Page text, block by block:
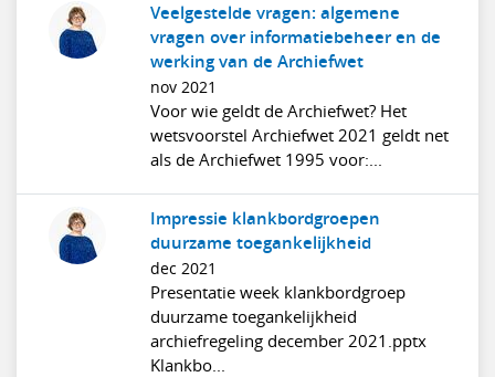
Veelgestelde vragen: algemene
vragen over informatiebeheer en de
werking van de Archiefwet
nov 2021
Voor wie geldt de Archiefwet? Het
wetsvoorstel Archiefwet 2021 geldt net
als de Archiefwet 1995 voor:...
Impressie klankbordgroepen
duurzame toegankelijkheid
dec 2021
Presentatie week klankbordgroep
duurzame toegankelijkheid
archiefregeling december 2021.pptx
Klankbo...